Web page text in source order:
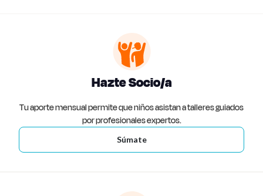
Hazte Socio/a
Tu aporte mensual permite que niños asistan a talleres guiados
por profesionales expertos.
Súmate